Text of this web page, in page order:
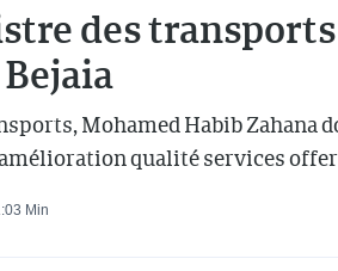
des
Mohamed Habib Zahana
qualité services
Min